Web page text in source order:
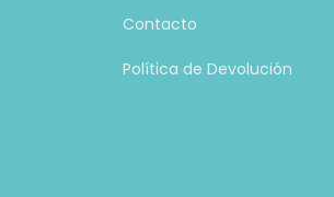
Contacto
Política de Devolución